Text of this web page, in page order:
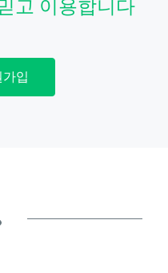
고 이용합니다
입